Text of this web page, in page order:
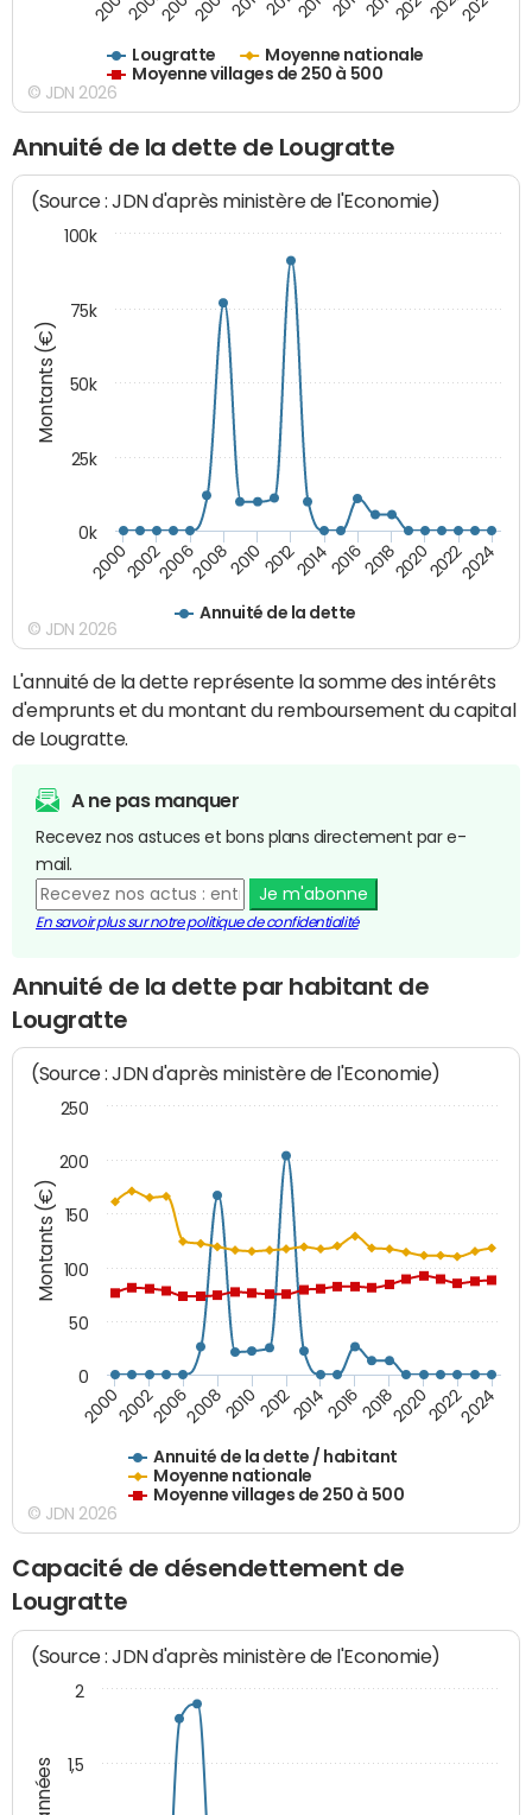
Lougratte
Moyenne nationale
Moyenne villages de 250 à 500
© JDN 2026
Annuité de la dette de Lougratte
Montants (€)
(Source : JDN d'après ministère de l'Economie)
Annuité de la dette
200020022006200820102012201420162018202020222024
0k
25k
50k
75k
100k
© JDN 2026
L'annuité de la dette représente la somme des intérêts
d'emprunts et du montant du remboursement du capital
de Lougratte.
A ne pas manquer
Recevez nos astuces et bons plans directement par e-
mail.
Je m'abonne
En savoir plus sur notre politique de confidentialité
Annuité de la dette par habitant de
Lougratte
Montants (€)
(Source : JDN d'après ministère de l'Economie)
Annuité de la dette / habitant
Moyenne nationale
Moyenne villages de 250 à 500
200020022006200820102012201420162018202020222024
0
50
100
150
200
250
© JDN 2026
Capacité de désendettement de
Lougratte
(Source : JDN d'après ministère de l'Economie)
1,5
2